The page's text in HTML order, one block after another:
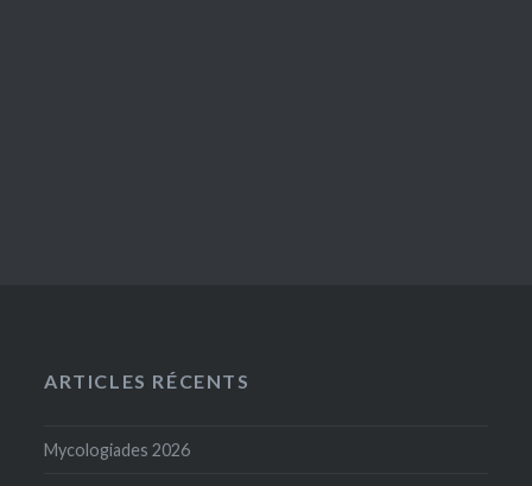
ARTICLES RÉCENTS
Mycologiades 2026